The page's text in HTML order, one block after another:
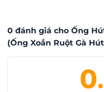
0 đánh giá cho Ống
(Ống Xoắn Ruột Gà